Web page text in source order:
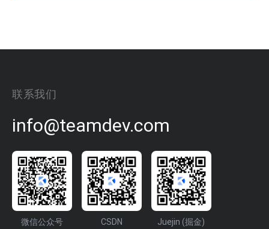
联系我们
info@teamdev.com
微信公众号 CSDN Juejin (掘金)